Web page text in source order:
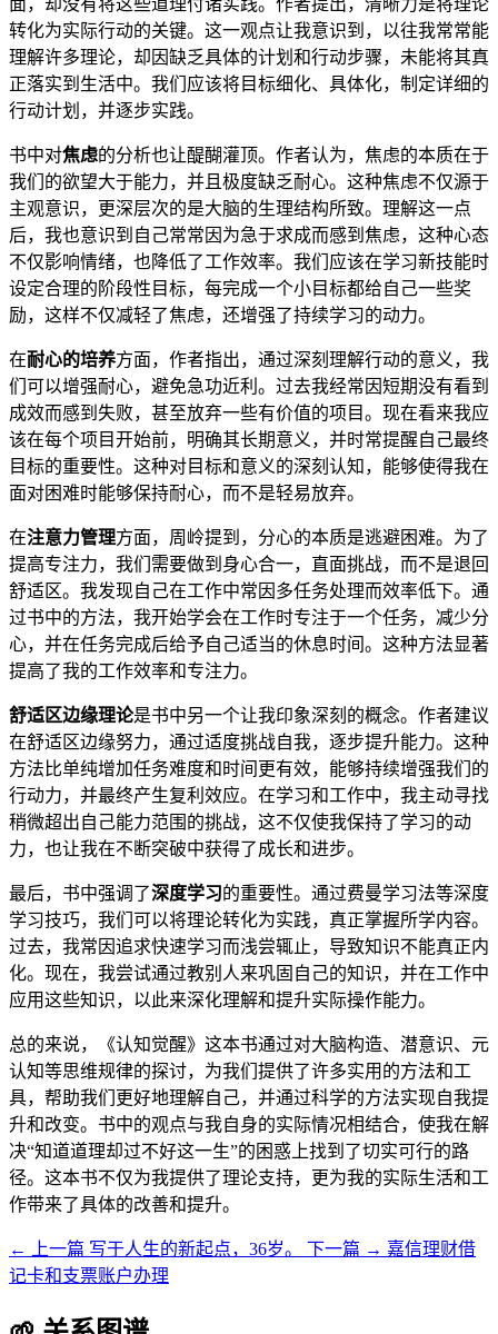
转化为实际行动的关键。这一观点让我意识到，以往我常常能
理解许多理论，却因缺乏具体的计划和行动步骤，未能将其真
正落实到生活中。我们应该将目标细化、具体化，制定详细的
行动计划，并逐步实践。
书中对焦虑的分析也让醍醐灌顶。作者认为，焦虑的本质在于
我们的欲望大于能力，并且极度缺乏耐心。这种焦虑不仅源于
主观意识，更深层次的是大脑的生理结构所致。理解这一点
后，我也意识到自己常常因为急于求成而感到焦虑，这种心态
不仅影响情绪，也降低了工作效率。我们应该在学习新技能时
设定合理的阶段性目标，每完成一个小目标都给自己一些奖
励，这样不仅减轻了焦虑，还增强了持续学习的动力。
在耐心的培养方面，作者指出，通过深刻理解行动的意义，我
们可以增强耐心，避免急功近利。过去我经常因短期没有看到
成效而感到失败，甚至放弃一些有价值的项目。现在看来我应
该在每个项目开始前，明确其长期意义，并时常提醒自己最终
目标的重要性。这种对目标和意义的深刻认知，能够使得我在
面对困难时能够保持耐心，而不是轻易放弃。
在注意力管理方面，周岭提到，分心的本质是逃避困难。为了
提高专注力，我们需要做到身心合一，直面挑战，而不是退回
舒适区。我发现自己在工作中常因多任务处理而效率低下。通
过书中的方法，我开始学会在工作时专注于一个任务，减少分
心，并在任务完成后给予自己适当的休息时间。这种方法显著
提高了我的工作效率和专注力。
舒适区边缘理论是书中另一个让我印象深刻的概念。作者建议
在舒适区边缘努力，通过适度挑战自我，逐步提升能力。这种
方法比单纯增加任务难度和时间更有效，能够持续增强我们的
行动力，并最终产生复利效应。在学习和工作中，我主动寻找
稍微超出自己能力范围的挑战，这不仅使我保持了学习的动
力，也让我在不断突破中获得了成长和进步。
最后，书中强调了深度学习的重要性。通过费曼学习法等深度
学习技巧，我们可以将理论转化为实践，真正掌握所学内容。
过去，我常因追求快速学习而浅尝辄止，导致知识不能真正内
化。现在，我尝试通过教别人来巩固自己的知识，并在工作中
应用这些知识，以此来深化理解和提升实际操作能力。
总的来说，《认知觉醒》这本书通过对大脑构造、潜意识、元
认知等思维规律的探讨，为我们提供了许多实用的方法和工
具，帮助我们更好地理解自己，并通过科学的方法实现自我提
升和改变。书中的观点与我自身的实际情况相结合，使我在解
决“知道道理却过不好这一生”的困惑上找到了切实可行的路
径。这本书不仅为我提供了理论支持，更为我的实际生活和工
作带来了具体的改善和提升。
← 上一篇 写于人生的新起点，36岁。 下一篇 → 嘉信理财借
记卡和支票账户办理